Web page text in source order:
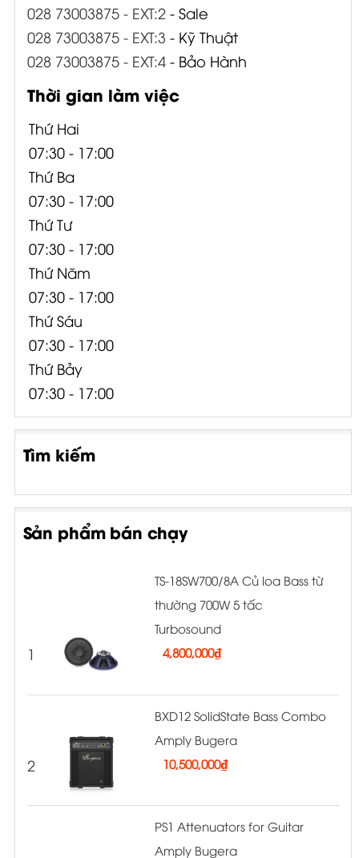
028 73003875 - EXT:2- Sale
028 73003875 - EXT:3 - Kỹ Thuật
028 73003875 - EXT:4- Bảo Hành
Thời gian làm việc
Thứ Hai
07:30 - 17:00
Thứ Ba
07:30 - 17:00
Thứ Tư
07:30 - 17:00
Thứ Năm
07:30 - 17:00
Thứ Sáu
07:30 - 17:00
Thứ Bảy
07:30 - 17:00
Tìm kiếm
Sản phẩm bán chạy
1
TS-18SW700/8A Củ loa Bass từ
thường 700W 5 tấc
Turbosound
4,800,000₫
2
BXD12 SolidState Bass Combo
Amply Bugera
10,500,000₫
PS1 Attenuators for Guitar
Amply Bugera